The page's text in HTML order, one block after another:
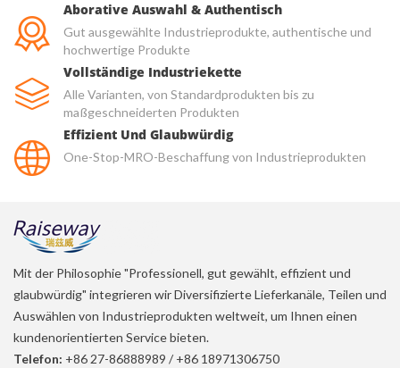
Aborative Auswahl & Authentisch
Gut ausgewählte Industrieprodukte, authentische und
hochwertige Produkte
Vollständige Industriekette
Alle Varianten, von Standardprodukten bis zu
maßgeschneiderten Produkten
Effizient Und Glaubwürdig
One-Stop-MRO-Beschaffung von Industrieprodukten
Mit der Philosophie "Professionell, gut gewählt, effizient und
glaubwürdig" integrieren wir Diversifizierte Lieferkanäle, Teilen und
Auswählen von Industrieprodukten weltweit, um Ihnen einen
kundenorientierten Service bieten.
Telefon: +86 27-86888989 / +86 18971306750